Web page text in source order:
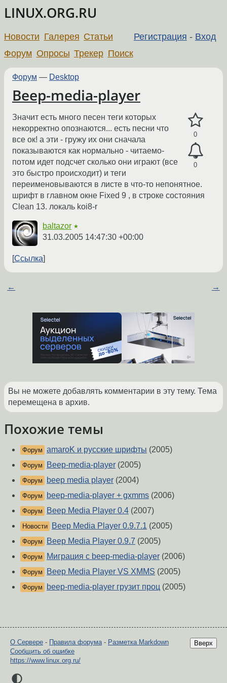
LINUX.ORG.RU
Регистрация - Вход
Новости Галерея Статьи
Форум Опросы Трекер Поиск
Форум — Desktop
Beep-media-player
0
0
Значит есть много песен теги которых
некорректно опознаются... есть песни что
все ок! а эти - гружу их они сначала
показываются как нормально - читаемо-
потом идет подсчет сколько они играют (все
это быстро происходит) и теги
переименовываются в листе в что-то непонятное.
шрифт в главном окне Fixed 9 , в строке состояния
Clean 13. локаль koi8-r
baltazor ★
31.03.2005 14:47:30 +00:00
Ссылка
← →
Вы не можете добавлять комментарии в эту тему. Тема
перемещена в архив.
Похожие темы
Форум amaroK и русские шрифты (2005)
Форум Beep-media-player (2005)
Форум beep media player (2004)
Форум beep-media-player + gxmms (2006)
Форум Beep Media Player 0.4 (2007)
Новости Beep Media Player 0.9.7.1 (2005)
Форум Beep Media Player 0.9.7 (2005)
Форум Миграция с beep-media-player (2006)
Форум Beep Media Player VS XMMS (2005)
Форум beep-media-player грузит проц (2005)
Вверх
О Сервере - Правила форума- Разметка Markdown
Сообщить об ошибке
https://www.linux.org.ru/